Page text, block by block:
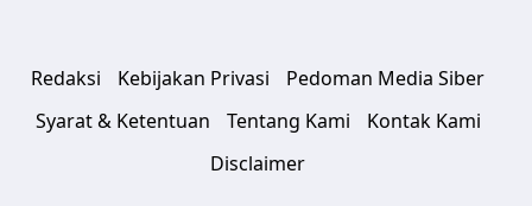
Redaksi Kebijakan Privasi
Pedoman Media Siber
Syarat & Ketentuan
Tentang Kami
Kontak Kami
Disclaimer